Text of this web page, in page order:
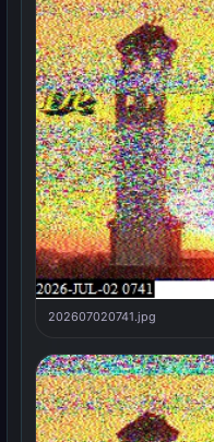
202607020741.jpg